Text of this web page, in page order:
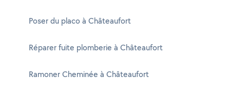
Poser du placo à Châteaufort
Réparer fuite plomberie à Châteaufort
Ramoner Cheminée à Châteaufort